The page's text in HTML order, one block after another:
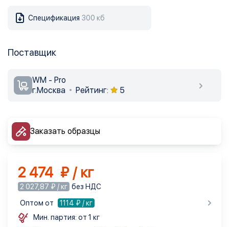
Спецификация 300 кб
Поставщик
WM - Pro
г.Москва
Рейтинг: 5
Заказать образцы
2 474 ₽ / кг
2 027,87 ₽ / кг без НДС
Оптом от
1114 ₽ / кг
Мин. партия: от 1 кг